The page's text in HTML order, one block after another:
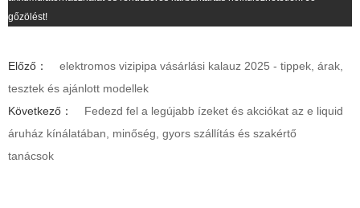
gőzölést!
Előző：
elektromos vizipipa vásárlási kalauz 2025 - tippek, árak,
tesztek és ajánlott modellek
Következő：
Fedezd fel a legújabb ízeket és akciókat az e liquid
áruház kínálatában, minőség, gyors szállítás és szakértő
tanácsok